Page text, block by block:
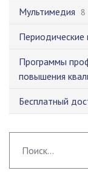
Мультимедия 8
Периодические
Программы
повышения
Бесплатный